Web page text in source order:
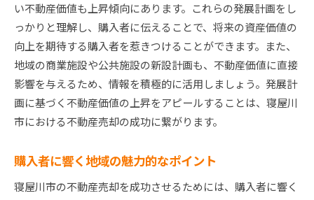
い不動産価値も上昇傾向にあります。これらの発展計画をし
っかりと理解し、購入者に伝えることで、将来の資産価値の
向上を期待する購入者を惹きつけることができます。また、
地域の商業施設や公共施設の新設計画も、不動産価値に直接
影響を与えるため、情報を積極的に活用しましょう。発展計
画に基づく不動産価値の上昇をアピールすることは、寝屋川
市における不動産売却の成功に繋がります。
購入者に響く地域の魅力的なポイント
寝屋川市の不動産売却を成功させるためには、購入者に響く